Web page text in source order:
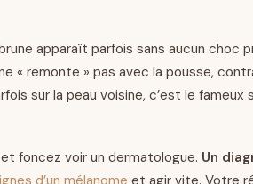
apparaît parfois sans aucun choc
« remonte » pas avec la pousse,
sur la peau voisine, c’est le fameux
foncez voir un dermatologue. Un
d’un mélanome et agir vite. Votre